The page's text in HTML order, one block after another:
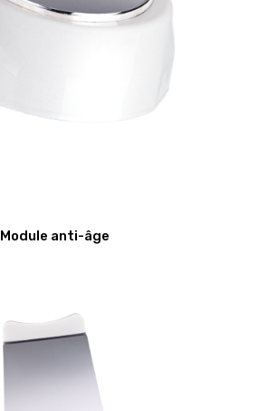
Module anti-âge